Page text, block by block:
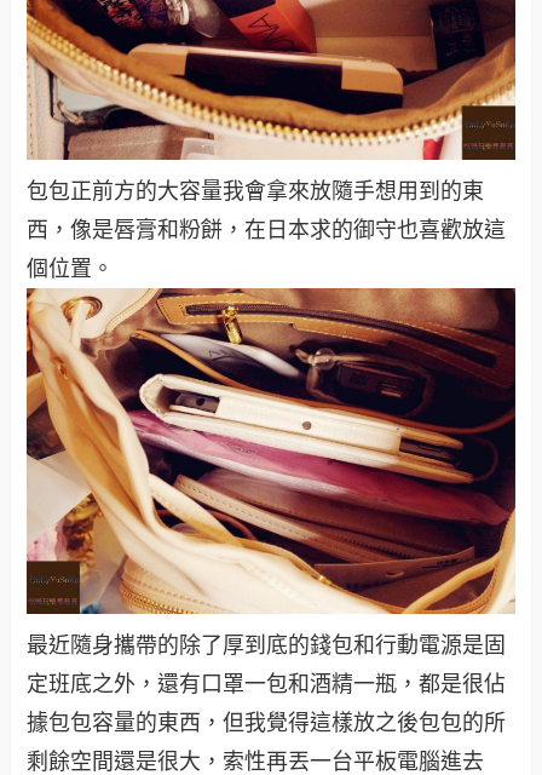
包包正前方的大容量我會拿來放隨手想用到的東
西，像是唇膏和粉餅，在日本求的御守也喜歡放這
個位置。
最近隨身攜帶的除了厚到底的錢包和行動電源是固
定班底之外，還有口罩一包和酒精一瓶，都是很佔
據包包容量的東西，但我覺得這樣放之後包包的所
剩餘空間還是很大，索性再丟一台平板電腦進去